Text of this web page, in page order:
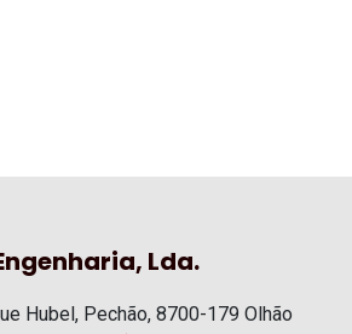
Lda.
Hubel, Pechão, 8700-179 Olhão